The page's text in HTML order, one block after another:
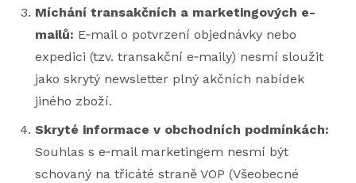
Míchání transakčních a marketingových e-
mailů: E‑mail o potvrzení objednávky nebo
expedici (tzv. transakční e‑maily) nesmí sloužit
jako skrytý newsletter plný akčních nabídek
jiného zboží.
Skryté informace v obchodních podmínkách:
Souhlas s e‑mail marketingem nesmí být
schovaný na třicáté straně VOP (Všeobecné